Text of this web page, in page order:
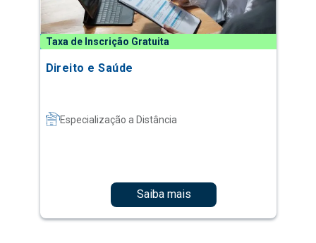
Taxa de Inscrição Gratuita
Direito e Saúde
Especialização a Distância
Saiba mais